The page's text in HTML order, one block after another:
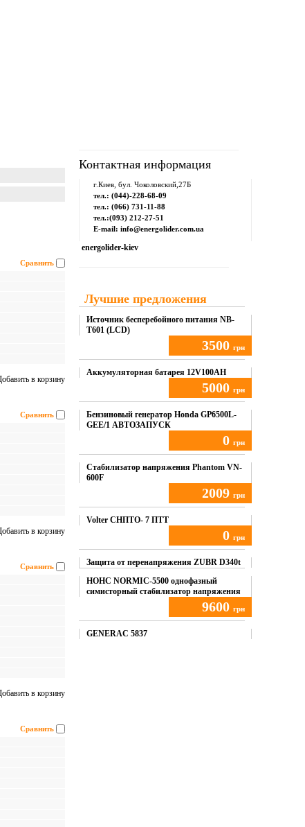
Сравнить
Сравнить
Сравнить
Сравнить
Контактная информация
г.Киев, бул. Чоколовский,27Б
тел.: (044)-228-68-09
тел.: (066) 731-11-88
тел.:(093) 212-27-51
E-mail: info@energolider.com.ua
energolider-kiev
Лучшие предложения
Источник бесперебойного питания NB-
T601 (LCD)
3500 грн
Купить
Аккумуляторная батарея 12V100AH
5000 грн
Купить
Бензиновый генератор Honda GP6500L-
GEE/1 АВТОЗАПУСК
0 грн
Купить
Стабилизатор напряжения Phantom VN-
600F
2009 грн
Купить
Volter СНПТО- 7 ПТТ
0 грн
Купить
Защита от перенапряжения ZUBR D340t
НОНС NORMIC-5500 однофазный
симисторный стабилизатор напряжения
9600 грн
Купить
GENERAC 5837